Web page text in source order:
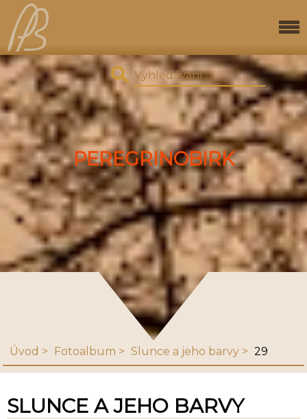
PEREGRINOBIRK
Úvod Fotoalbum Slunce a jeho barvy 29
SLUNCE A JEHO BARVY